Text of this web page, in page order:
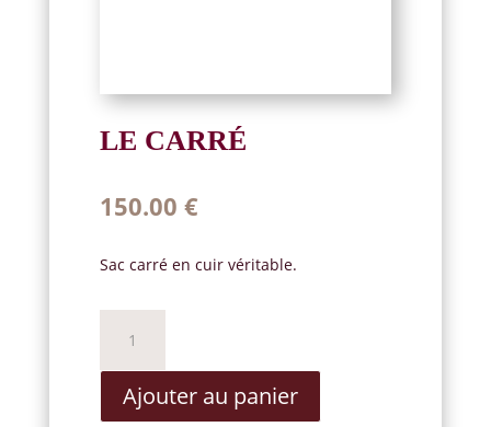
LE CARRÉ
150.00 €
Sac carré en cuir véritable.
Le
carréAjouter au panier